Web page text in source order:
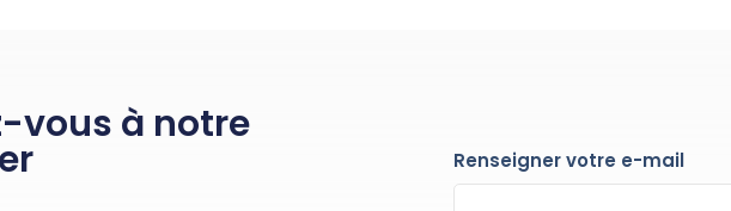
vous à notre
Renseigner votre e-mail